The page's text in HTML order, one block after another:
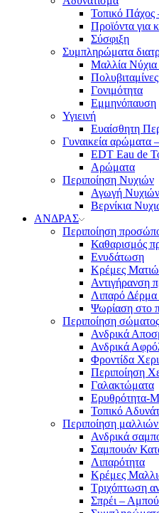
Τοπικό Πάχος
Προϊόντα για
Σύσφιξη
Συμπληρώματα
Μαλλία
Γονιμότητα
Εμμηνόπαυση
Υγιεινή
Ευαίσθητη
Γυναικεία αρώματα
EDT Eau de
Αρώματα
Περιποίηση Νυχιών
Αγωγή Νυχιών
Βερνίκια
ΑΝΔΡΑΣ
Περιποίηση
Καθαρισμός
Ενυδάτωση
Κρέμες
Αντιγήρανση
Λιπαρό
Ψωρίαση στο
Περιποίηση
Ανδρικά
Ανδρικά
Φροντίδα
Περιποίηση
Γαλακτώματα
Ερυθρότητα-
Τοπικό
Περιποίηση
Ανδρικά
Σαμπουάν
Λιπαρότητα
Κρέμες
Τριχόπτωση
Σπρέι –